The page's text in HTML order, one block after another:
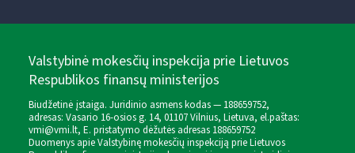
Valstybinė mokesčių inspekcija prie Lietuvos
Respublikos finansų ministerijos
Biudžetinė įstaiga. Juridinio asmens kodas — 188659752,
adresas: Vasario 16-osios g. 14, 01107 Vilnius, Lietuva, el.paštas:
vmi@vmi.lt, E. pristatymo dėžutės adresas 188659752
Duomenys apie Valstybinę mokesčių inspekciją prie Lietuvos